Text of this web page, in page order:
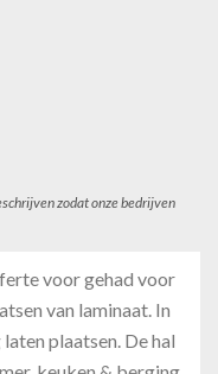
zodat onze bedrijven